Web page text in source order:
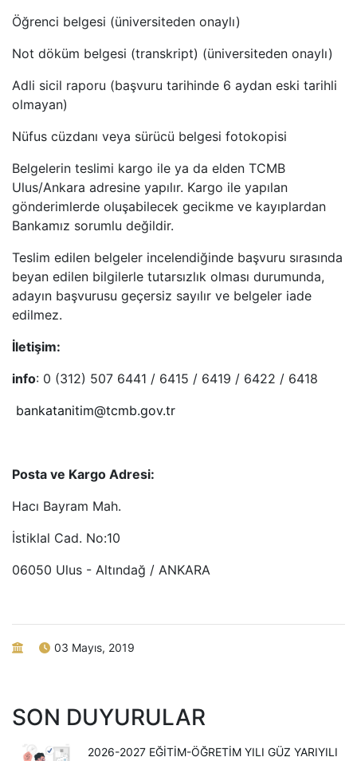
Öğrenci belgesi (üniversiteden onaylı)
Not döküm belgesi (transkript) (üniversiteden onaylı)
Adli sicil raporu (başvuru tarihinde 6 aydan eski tarihli
olmayan)
Nüfus cüzdanı veya sürücü belgesi fotokopisi
Belgelerin teslimi kargo ile ya da elden TCMB
Ulus/Ankara adresine yapılır. Kargo ile yapılan
gönderimlerde oluşabilecek gecikme ve kayıplardan
Bankamız sorumlu değildir.
Teslim edilen belgeler incelendiğinde başvuru sırasında
beyan edilen bilgilerle tutarsızlık olması durumunda,
adayın başvurusu geçersiz sayılır ve belgeler iade
edilmez.
İletişim:
info: 0 (312) 507 6441 / 6415 / 6419 / 6422 / 6418
bankatanitim@tcmb.gov.tr
Posta ve Kargo Adresi:
Hacı Bayram Mah.
İstiklal Cad. No:10
06050 Ulus - Altındağ / ANKARA
03 Mayıs, 2019
SON DUYURULAR
2026-2027 EĞITIM-ÖĞRETIM YILI GÜZ YARIYILI